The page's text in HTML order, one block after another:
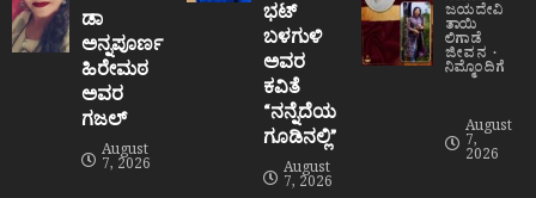
ಡಾ
ಅನ್ನಪೂರ್ಣ
ಹಿರೇಮಠ
ಅವರ
ಗಜಲ್
August
7, 2026
ಭಟ್
ಬಳಗುಳಿ
ಅವರ
ಕವಿತೆ
“ನನ್ನೆದೆಯ
ಗೂಡಿನಲ್ಲಿ”
August
7, 2026
ಜಯದೇವಿ
ತಾಯಿ
ಲಿಗಾಡೆ
ಜೀವನ
ನಿಮ್ಮೊಂದಿಗೆ
August
7,
2026